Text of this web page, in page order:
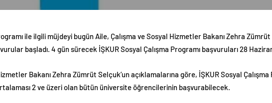
ile ilgili müjdeyi bugün Aile, Çalışma ve Sosyal Hizmetler Bakanı Zehra
başladı. 4 gün sürecek İŞKUR Sosyal Çalışma Programı başvuruları 28
Bakanı Zehra Zümrüt Selçuk’un açıklamalarına göre, İŞKUR Sosyal
2 ve üzeri olan bütün üniversite öğrencilerinin başvurabilecek.